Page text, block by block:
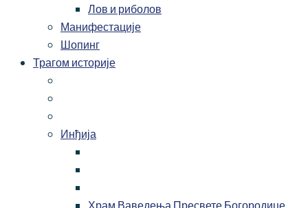
Лов и риболов
Манифестације
Шопинг
Трагом историје
Инђија
Храм Ваведења Пресвете Богородице